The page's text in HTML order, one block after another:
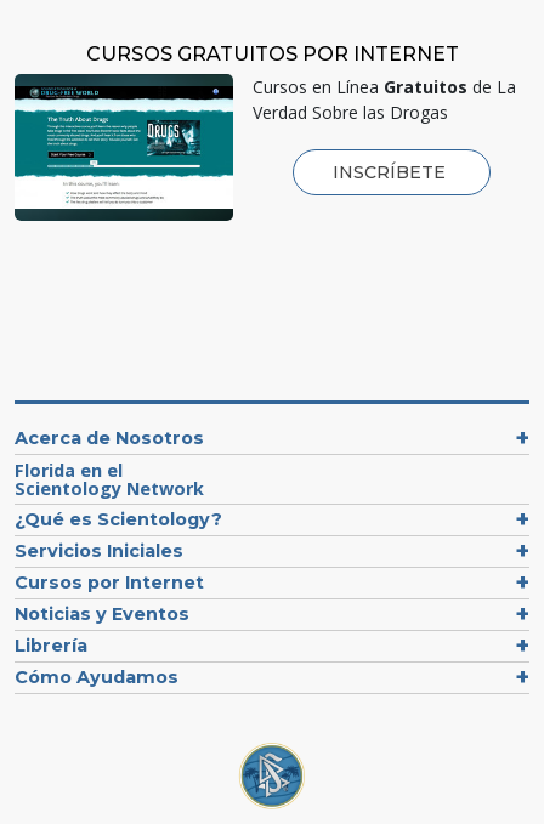
CURSOS GRATUITOS POR INTERNET
Cursos en Línea Gratuitos de La
Verdad Sobre las Drogas
INSCRÍBETE
Acerca de Nosotros
Florida en el
Scientology Network
¿Qué es Scientology?
Servicios Iniciales
Cursos por Internet
Noticias y Eventos
Librería
Cómo Ayudamos